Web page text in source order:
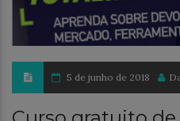
5 de junho de 2018